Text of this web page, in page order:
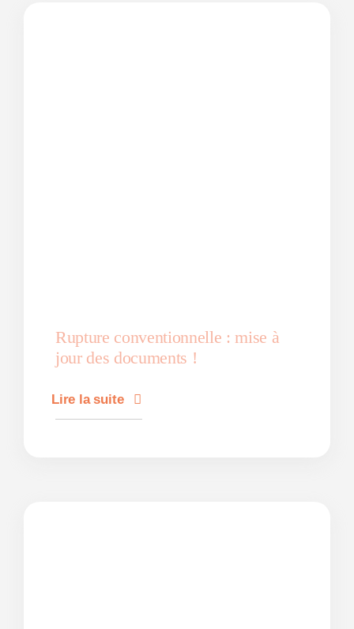
Rupture conventionnelle : mise à
jour des documents !
Lire la suite